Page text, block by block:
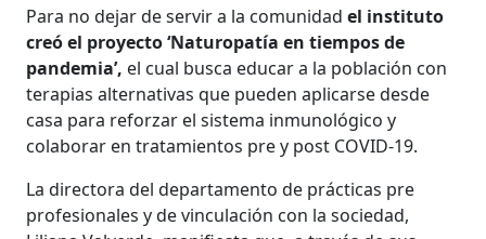
Para no dejar de servir a la comunidadel instituto
creó el proyecto ‘Naturopatía en tiempos de
pandemia’, el cual busca educar a la población con
terapias alternativas que pueden aplicarse desde
casa para reforzar el sistema inmunológico y
colaborar en tratamientos pre y post COVID-19.
La directora del departamento de prácticas pre
profesionales y de vinculación con la sociedad,